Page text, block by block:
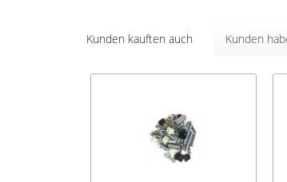
Kunden kauften auch Kunden